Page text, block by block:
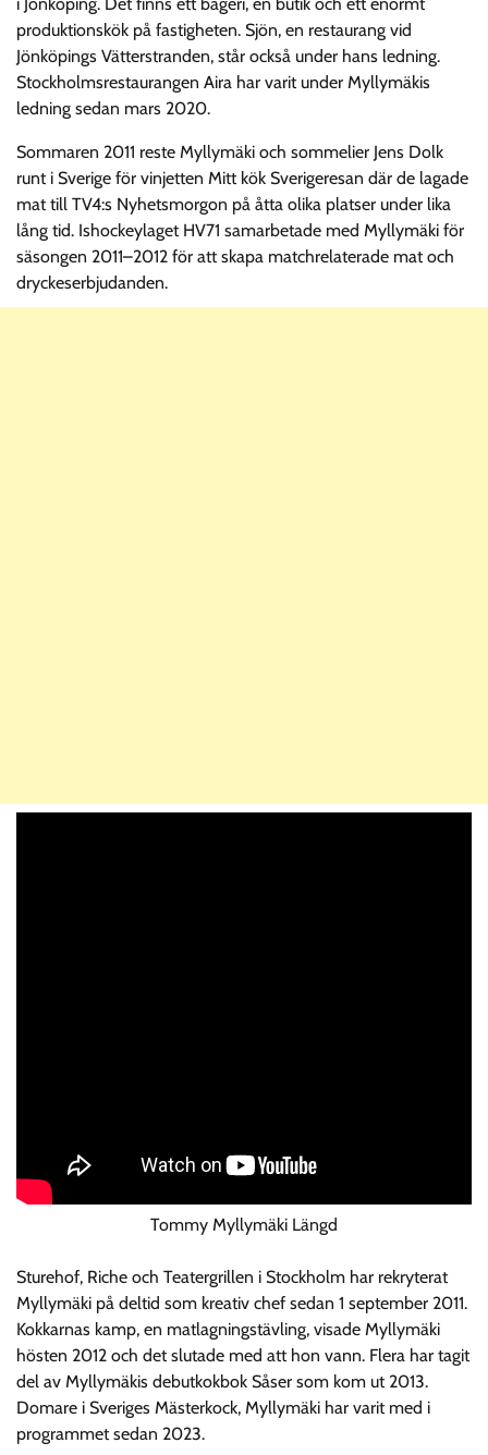
produktionskök på fastigheten. Sjön, en restaurang vid
Jönköpings Vätterstranden, står också under hans ledning.
Stockholmsrestaurangen Aira har varit under Myllymäkis
ledning sedan mars 2020.
Sommaren 2011 reste Myllymäki och sommelier Jens Dolk
runt i Sverige för vinjetten Mitt kök Sverigeresan där de lagade
mat till TV4:s Nyhetsmorgon på åtta olika platser under lika
lång tid. Ishockeylaget HV71 samarbetade med Myllymäki för
säsongen 2011–2012 för att skapa matchrelaterade mat och
dryckeserbjudanden.
Tommy Myllymäki Längd
Sturehof, Riche och Teatergrillen i Stockholm har rekryterat
Myllymäki på deltid som kreativ chef sedan 1 september 2011.
Kokkarnas kamp, en matlagningstävling, visade Myllymäki
hösten 2012 och det slutade med att hon vann. Flera har tagit
del av Myllymäkis debutkokbok Såser som kom ut 2013.
Domare i Sveriges Mästerkock, Myllymäki har varit med i
programmet sedan 2023.